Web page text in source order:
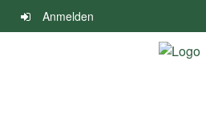
Navigation
überspringen
Anmelden